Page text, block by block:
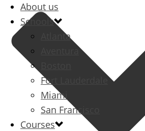
About us
Schools
Atlanta
Aventura
Fort Lauderdale
Miami
San Francisco
Courses